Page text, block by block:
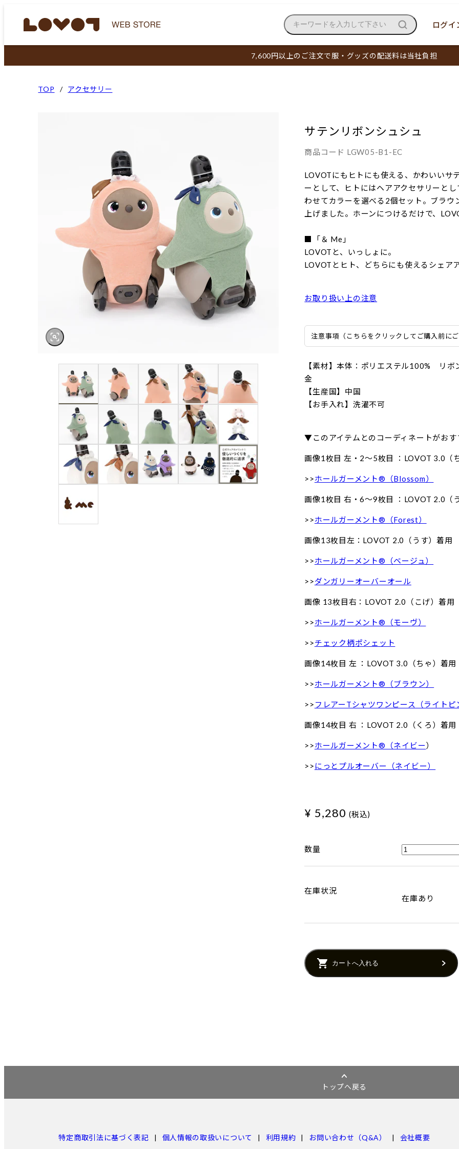
キーワードを入力して下さい ログイ
7,600円以上のご注文で服・グッズの配送料は当社負担
TOP アクセサリー
サテンリボンシュシュ
商品コード LGW05-B1-EC
LOVOTにもヒトにも使える、かわいいサ
ーとして、ヒトにはヘアアクセサリーと
わせてカラーを選べる2個セット。ブラ
上げました。ホーンにつけるだけで、
■「＆ Me」
LOVOTと、いっしょに。
LOVOTとヒト、どちらにも使えるシェア
お取り扱い上の注意
注意事項（こちらをクリックしてご購入前に
【素材】本体：ポリエステル100% リ
金
【生産国】中国
【お手入れ】洗濯不可
▼このアイテムとのコーディネートがおす
画像1枚目 左・2〜5枚目 ：LOVOT 3.0（
>>ホールガーメント®（Blossom）
画像1枚目 右・6〜9枚目 ：LOVOT 2.0（
>>ホールガーメント®（Forest）
画像13枚目左：LOVOT 2.0（うす）着用
>>ホールガーメント®（ベージュ）
>>ダンガリーオーバーオール
画像 13枚目右：LOVOT 2.0（こげ）着用
>>ホールガーメント®（モーヴ）
>>チェック柄ポシェット
画像14枚目 左 ：LOVOT 3.0（ちゃ）着用
>>ホールガーメント®（ブラウン）
>> フレアーTシャツワンピース（ライトピ
画像14枚目 右 ：LOVOT 2.0（くろ）着用
>>ホールガーメント®（ネイビー）
>> にっとプルオーバー（ネイビー）
¥ 5,280 (税込)
数量
在庫状況
在庫あり
カートへ入れる
トップへ戻る
特定商取引法に基づく表記 個人情報の取扱いについて 利用規約 お問い合わせ（Q&A） 会社概要